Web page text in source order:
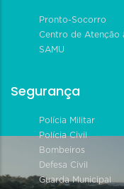
Pronto-Socorro
Centro de Atenção
SAMU
Segurança
Polícia Militar
Polícia Civil
Bombeiros
Defesa Civil
Guarda Municipal